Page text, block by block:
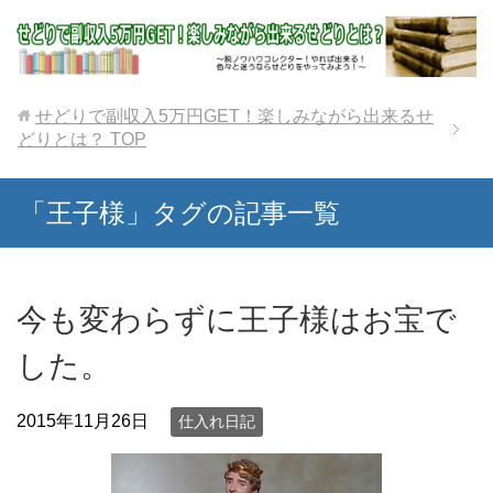
せどりで副収入5万円GET！楽しみながら出来るせ
どりとは？ TOP
「王子様」タグの記事一覧
今も変わらずに王子様はお宝で
した。
2015年11月26日 仕入れ日記